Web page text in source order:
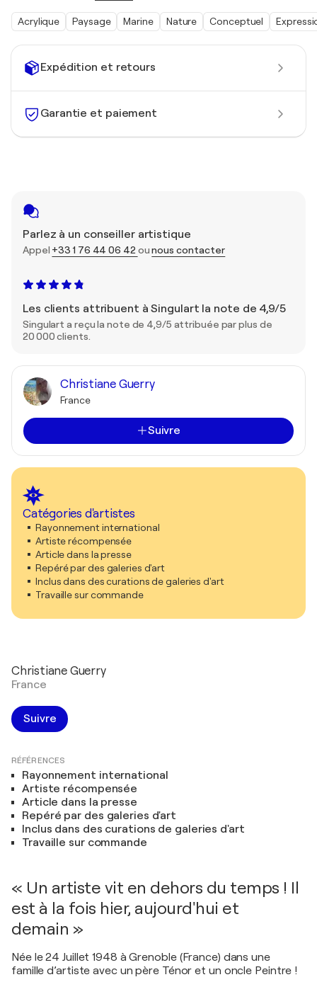
Expédition et retours
Garantie et paiement
Parlez à un conseiller artistique
Appel +33 1 76 44 06 42 ounous contacter
Les clients attribuent à Singulart la note de 4,9/5
Singulart a reçu la note de 4,9/5 attribuée par plus de
20 000 clients.
Christiane Guerry
France
Suivre
Catégories d'artistes
Rayonnement international
Artiste récompensée
Article dans la presse
Repéré par des galeries d'art
Inclus dans des curations de galeries d'art
Travaille sur commande
Acrylique Paysage Marine Nature Conceptuel
Christiane Guerry
France
Suivre
RÉFÉRENCES
Rayonnement international
Artiste récompensée
Article dans la presse
Repéré par des galeries d'art
Inclus dans des curations de galeries d'art
Travaille sur commande
« Un artiste vit en dehors du temps ! Il
est à la fois hier, aujourd'hui et
demain »
Née le 24 Juillet 1948 à Grenoble (France) dans une
famille d’artiste avec un père Ténor et un oncle Peintre !